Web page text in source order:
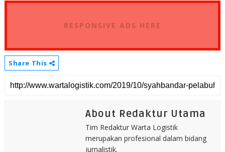
RESPONSIVE ADS HERE
Share This
About Redaktur Utama
Tim Redaktur Warta Logistik
merupakan profesional dalam bidang
jurnalistik.